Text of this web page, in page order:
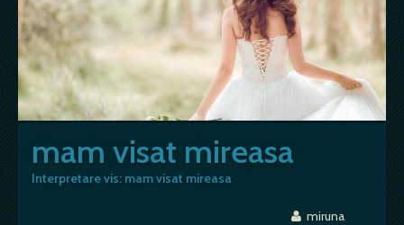
mam visat mireasa
Interpretare vis: mam visat mireasa
miruna